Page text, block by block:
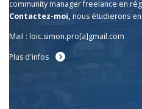
community manager freelance en
Contactez-moi, nous étudierons
Mail : loic.simon.pro[a]gmail.com
Plus d'infos